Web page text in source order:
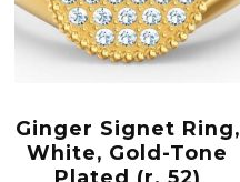
Ginger Signet Ring,
White, Gold-Tone
Plated (r. 52)